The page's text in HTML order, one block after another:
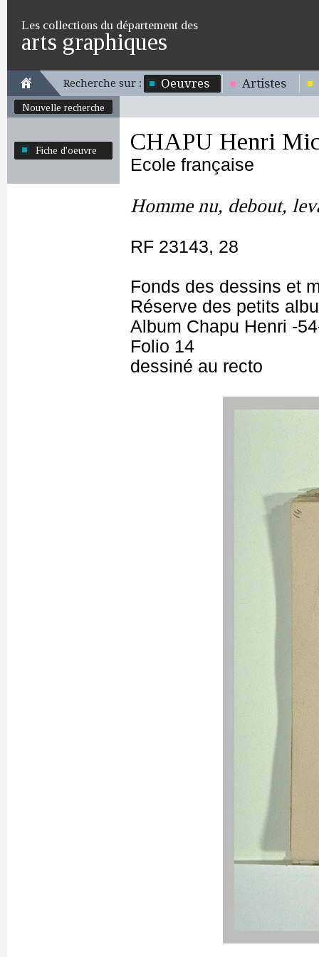
Les collections du département des
arts graphiques
Recherche sur : Oeuvres Artistes
Nouvelle recherche
Fiche d'oeuvre CHAPU Henri
Ecole française
Homme nu, debout,
RF 23143, 28
Fonds des dessins et
Réserve des petits
Album Chapu Henri -
Folio 14
dessiné au recto